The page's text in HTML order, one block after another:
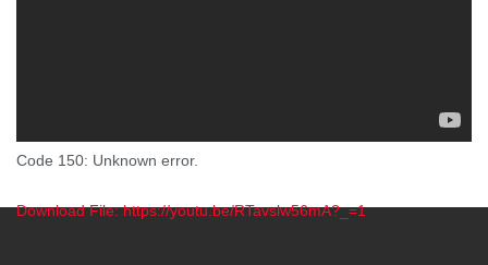
Code 150: Unknown error.
Download File: https://youtu.be/RTavslw56mA?_=1